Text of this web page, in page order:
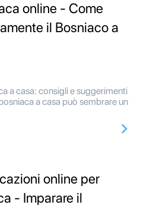
online - Come
il Bosniaco a
a casa: consigli e suggerimenti
a casa può sembrare un
online per
- Imparare il